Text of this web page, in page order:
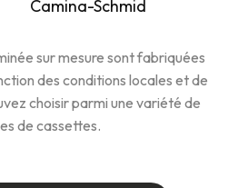
Camina-Schmid
sur mesure sont fabriquées
des conditions locales et de
choisir parmi une variété de
de cassettes.